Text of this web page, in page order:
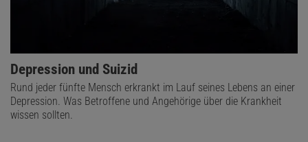
Depression und Suizid
Rund jeder fünfte Mensch erkrankt im Lauf seines Lebens an einer
Depression. Was Betroffene und Angehörige über die Krankheit
wissen sollten.